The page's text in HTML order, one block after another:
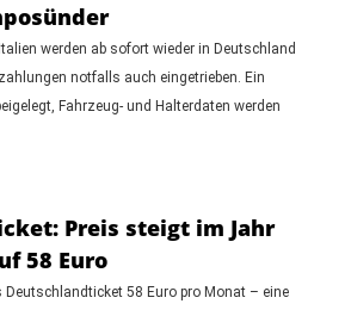
werden ab sofort wieder in Deutschland
notfalls auch eingetrieben. Ein
Fahrzeug- und Halterdaten werden
Preis steigt im Jahr
58 Euro
58 Euro pro Monat – eine